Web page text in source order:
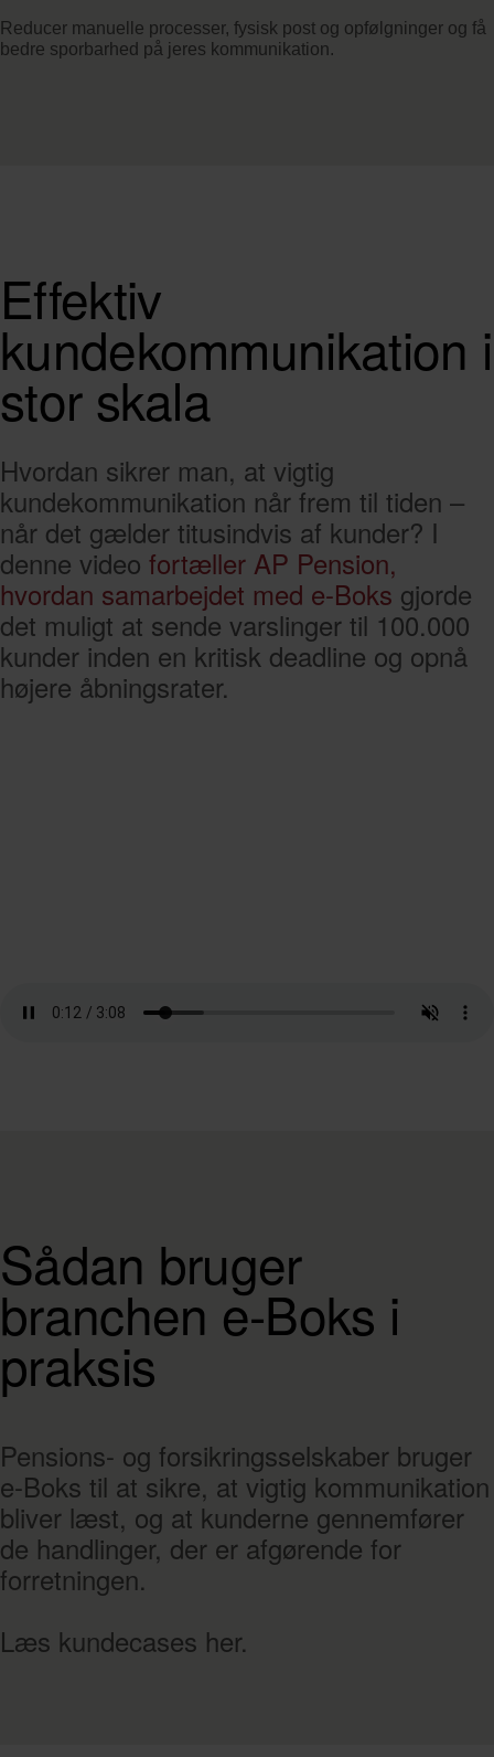
Reducer manuelle processer, fysisk post og opfølgninger og få
bedre sporbarhed på jeres kommunikation.
Effektiv
kundekommunikation i
stor skala
Hvordan sikrer man, at vigtig
kundekommunikation når frem til tiden –
når det gælder titusindvis af kunder? I
denne video fortæller AP Pension,
hvordan samarbejdet med e-Boks gjorde
det muligt at sende varslinger til 100.000
kunder inden en kritisk deadline og opnå
højere åbningsrater.
Sådan bruger
branchen e-Boks i
praksis
Pensions- og forsikringsselskaber bruger
e-Boks til at sikre, at vigtig kommunikation
bliver læst, og at kunderne gennemfører
de handlinger, der er afgørende for
forretningen.
Læs kundecases her.